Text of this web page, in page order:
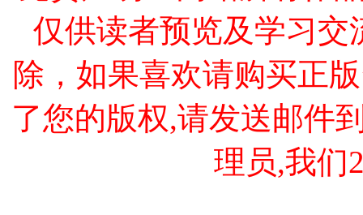
仅供读者预览及学习交
除，如果喜欢请购买正
了您的版权,请发送邮件
理员,我们